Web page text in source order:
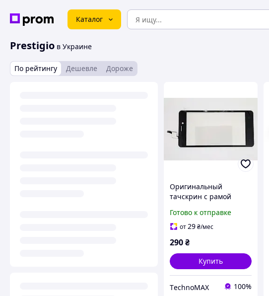
Каталог
Prestigio в Украине
По рейтингу Дешевле Дороже
Оригинальный
тачскрин с рамой
PSP3508 duo
Готово к отправке
от29₴/мес
290₴
Купить
ТechnoMAX 100%